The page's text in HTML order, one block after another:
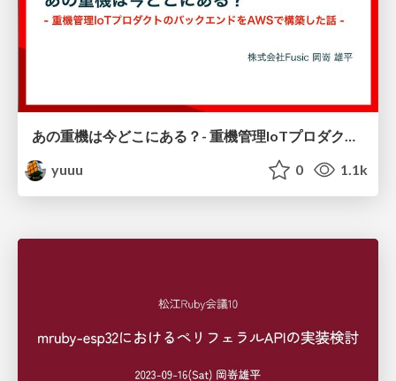
あの重機は今どこにある？- 重機管理IoTプロダクトのバックエンドをAWSで構築した話 -
yuuu
0 1.1k